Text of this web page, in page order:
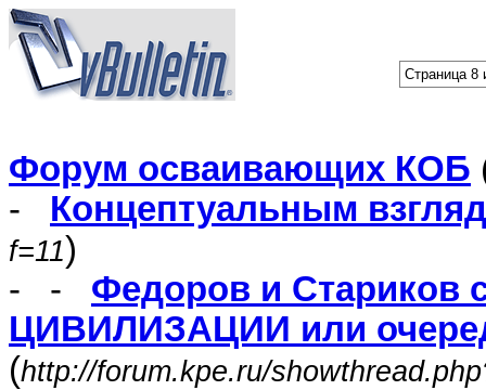
Страница 8
Форум осваивающих КОБ
- Концептуальным
f=11)
- - Федоров и Стариков
ЦИВИЛИЗАЦИИ или
(http://forum.kpe.ru/